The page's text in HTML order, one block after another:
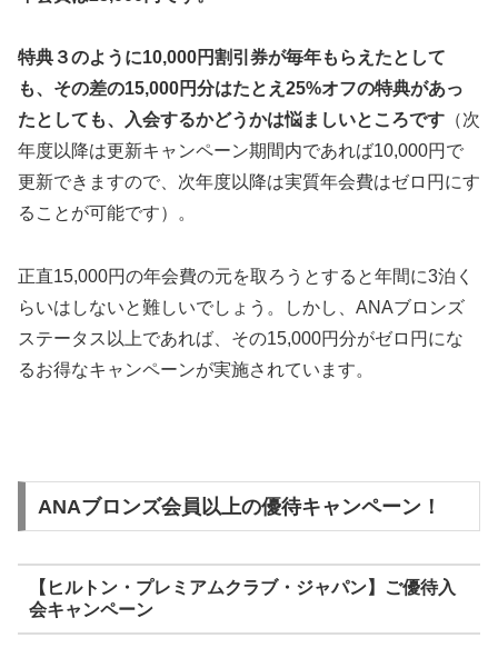
特典３のように10,000円割引券が毎年もらえたとして
も、その差の15,000円分はたとえ25%オフの特典があっ
たとしても、入会するかどうかは悩ましいところです （次
年度以降は更新キャンペーン期間内であれば10,000円で
更新できますので、次年度以降は実質年会費はゼロ円にす
ることが可能です）。
正直15,000円の年会費の元を取ろうとすると年間に3泊く
らいはしないと難しいでしょう。しかし、ANAブロンズ
ステータス以上であれば、その15,000円分がゼロ円にな
るお得なキャンペーンが実施されています。
ANAブロンズ会員以上の優待キャンペーン！
【ヒルトン・プレミアムクラブ・ジャパン】ご優待入
会キャンペーン